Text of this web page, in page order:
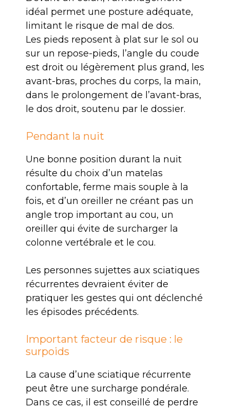
idéal permet une posture adéquate,
limitant le risque de mal de dos.
Les pieds reposent à plat sur le sol ou
sur un repose-pieds, l’angle du coude
est droit ou légèrement plus grand, les
avant-bras, proches du corps, la main,
dans le prolongement de l’avant-bras,
le dos droit, soutenu par le dossier.
Pendant la nuit
Une bonne position durant la nuit
résulte du choix d’un matelas
confortable, ferme mais souple à la
fois, et d’un oreiller ne créant pas un
angle trop important au cou, un
oreiller qui évite de surcharger la
colonne vertébrale et le cou.
Les personnes sujettes aux sciatiques
récurrentes devraient éviter de
pratiquer les gestes qui ont déclenché
les épisodes précédents.
Important facteur de risque : le
surpoids
La cause d’une sciatique récurrente
peut être une surcharge pondérale.
Dans ce cas, il est conseillé de perdre